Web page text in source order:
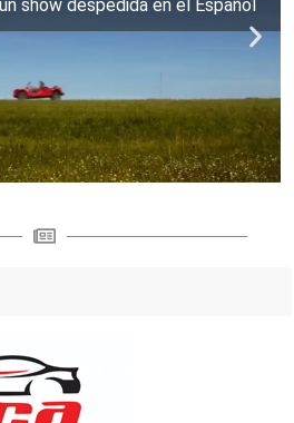
show despedida en el Español